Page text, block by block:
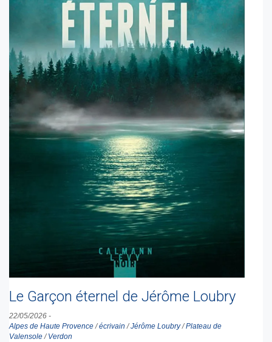
Le Garçon éternel de Jérôme Loubry
22/05/2026 -
Alpes de Haute Provence/écrivain /Jérôme Loubry/Plateau de
Valensole/ Verdon